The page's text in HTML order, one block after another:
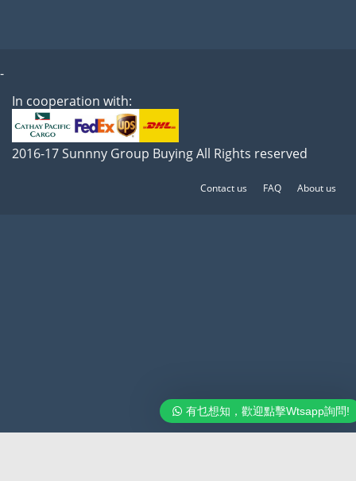
有乜想知，歡迎點擊Wtsapp詢問!
-
In cooperation with:
2016-17 Sunnny Group Buying All Rights reserved
Contact us FAQ About us